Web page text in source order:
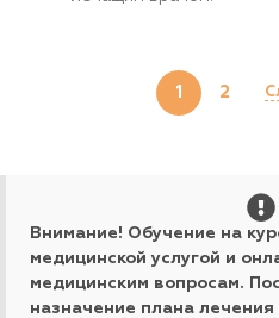
1 2
Внимание! Обучение на
медицинской услугой и
медицинским вопросам.
назначение плана